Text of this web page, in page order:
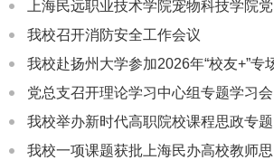
我校召开消防安全工作会议